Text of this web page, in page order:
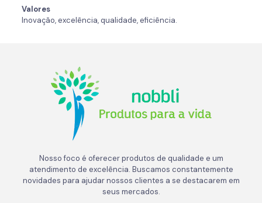
Valores
Inovação, excelência, qualidade, eficiência.
Nosso foco é oferecer produtos de qualidade e um
atendimento de excelência. Buscamos constantemente
novidades para ajudar nossos clientes a se destacarem em
seus mercados.